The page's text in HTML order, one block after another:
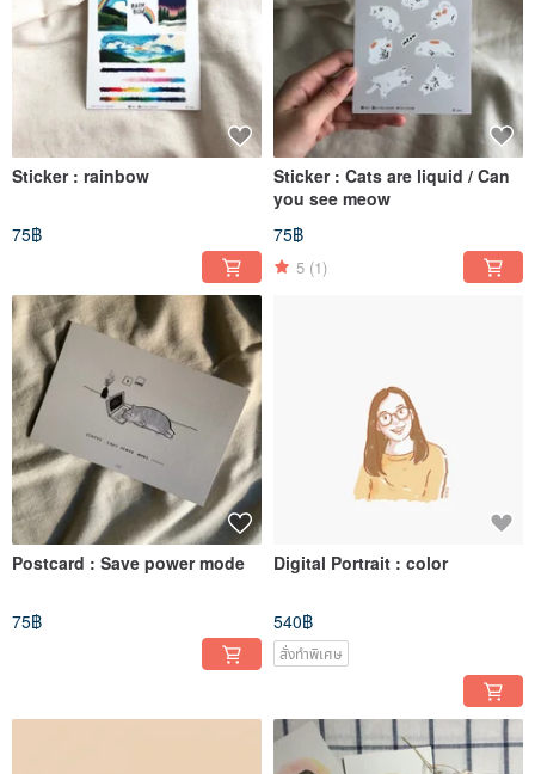
Sticker : rainbow
75฿
Sticker : Cats are liquid / Can
you see meow
75฿
5 (1)
Postcard : Save power mode
75฿
Digital Portrait : color
540฿
สั่งทำพิเศษ